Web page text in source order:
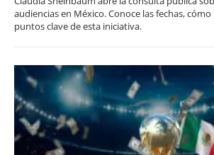
audiencias en México. Conoce las fechas,
puntos clave de esta iniciativa.